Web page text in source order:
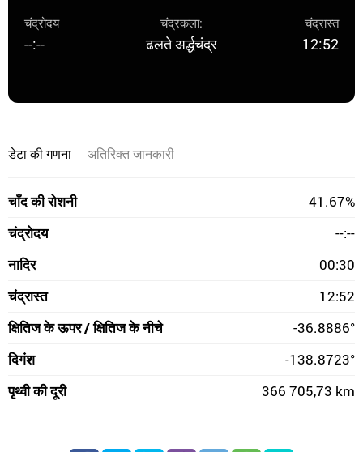
चंद्रोदय
--:--
चंद्रकला:
ढलते अर्द्धचंद्र
चंद्रास्त
12:52
डेटा की गणना अतिरिक्त जानकारी
चाँद की रोशनी
41.67%
चंद्रोदय
--:--
नादिर
00:30
चंद्रास्त
12:52
क्षितिज के ऊपर / क्षितिज के नीचे
-36.8886°
दिगंश
-138.8723°
पृथ्वी की दूरी
366 705,73 km